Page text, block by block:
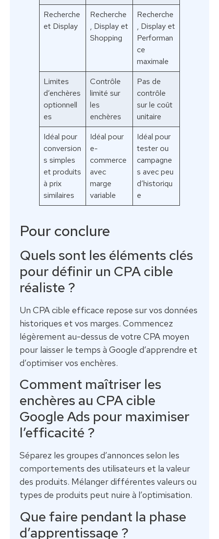
Recherche
et Display
Recherche
, Display et
Shopping
Recherche
, Display et
Performan
ce
maximale
Limites
d’enchères
optionnell
es
Contrôle
limité sur
les
enchères
Pas de
contrôle
sur le coût
unitaire
Idéal pour
conversion
s simples
et produits
à prix
similaires
Idéal pour
e-
commerce
avec
marge
variable
Idéal pour
tester ou
campagne
s avec peu
d’historiqu
e
Pour conclure
Quels sont les éléments clés
pour définir un CPA cible
réaliste ?
Un CPA cible efficace repose sur vos données
historiques et vos marges. Commencez
légèrement au-dessus de votre CPA moyen
pour laisser le temps à Google d’apprendre et
d’optimiser vos enchères.
Comment maîtriser les
enchères au CPA cible
Google Ads pour maximiser
l’efficacité ?
Séparez les groupes d’annonces selon les
comportements des utilisateurs et la valeur
des produits. Mélanger différentes valeurs ou
types de produits peut nuire à l’optimisation.
Que faire pendant la phase
d’apprentissage ?